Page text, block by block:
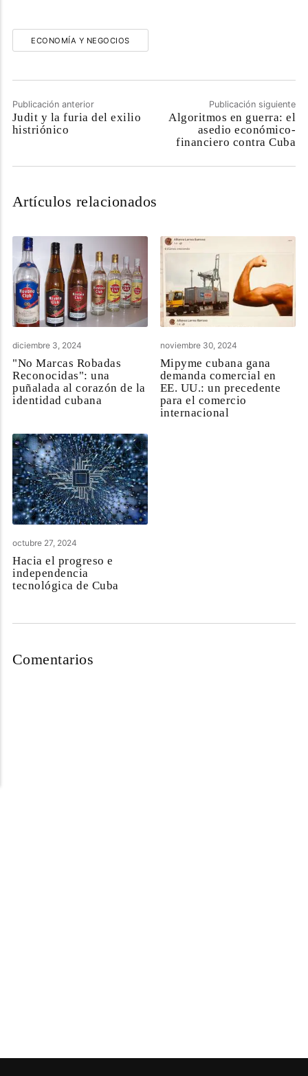
ECONOMÍA Y NEGOCIOS
Publicación anterior
Judit y la furia del exilio
histriónico
Publicación siguiente
Algoritmos en guerra: el
asedio económico-
financiero contra Cuba
Artículos relacionados
diciembre 3, 2024
"No Marcas Robadas
Reconocidas": una
puñalada al corazón de la
identidad cubana
noviembre 30, 2024
Mipyme cubana gana
demanda comercial en
EE. UU.: un precedente
para el comercio
internacional
octubre 27, 2024
Hacia el progreso e
independencia
tecnológica de Cuba
Comentarios